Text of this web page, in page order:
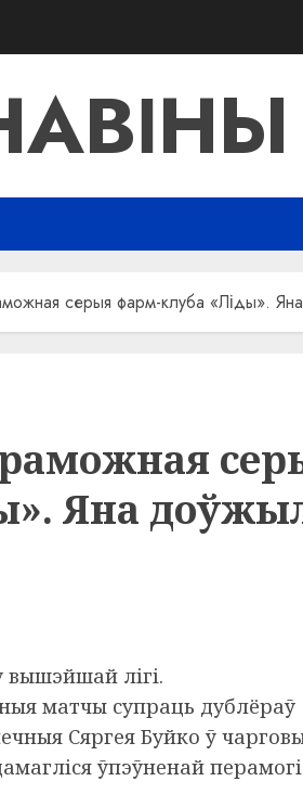
серыя фарм-клуба «Ліды».
Яна
вышэйшай лігі.
матчы супраць дублёраў
Сяргея Буйко ў
ўпэўненай перамогі